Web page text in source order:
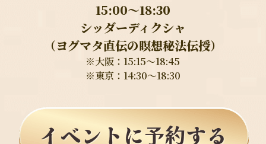
15:00〜18:30
シッダーディクシャ
（ヨグマタ直伝の瞑想秘法伝授）
※大阪：15:15〜18:45
※東京：14:30〜18:30